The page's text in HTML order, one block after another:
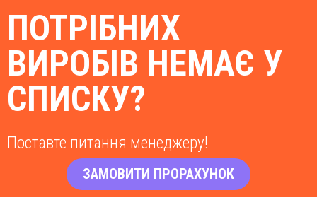
ПОТРІБНИХ
ВИРОБІВ НЕМАЄ У
СПИСКУ?
Поставте питання менеджеру!
ЗАМОВИТИ ПРОРАХУНОК